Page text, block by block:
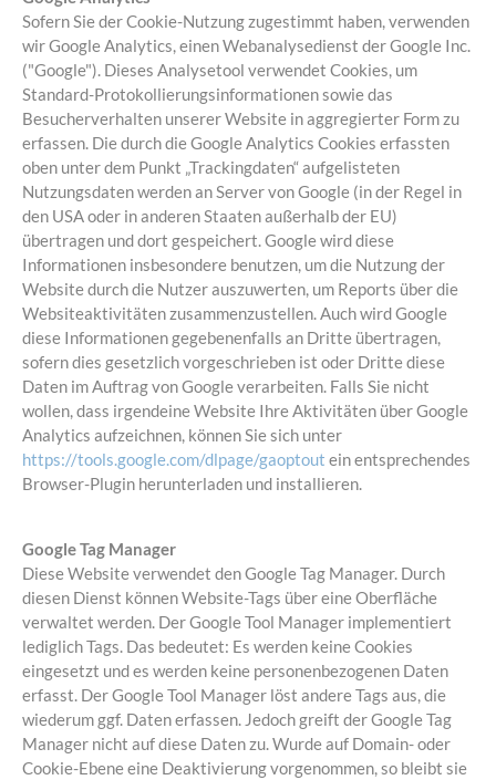
Sofern Sie der Cookie-Nutzung zugestimmt haben, verwenden
wir Google Analytics, einen Webanalysedienst der Google Inc.
("Google"). Dieses Analysetool verwendet Cookies, um
Standard-Protokollierungsinformationen sowie das
Besucherverhalten unserer Website in aggregierter Form zu
erfassen. Die durch die Google Analytics Cookies erfassten
oben unter dem Punkt „Trackingdaten“ aufgelisteten
Nutzungsdaten werden an Server von Google (in der Regel in
den USA oder in anderen Staaten außerhalb der EU)
übertragen und dort gespeichert. Google wird diese
Informationen insbesondere benutzen, um die Nutzung der
Website durch die Nutzer auszuwerten, um Reports über die
Websiteaktivitäten zusammenzustellen. Auch wird Google
diese Informationen gegebenenfalls an Dritte übertragen,
sofern dies gesetzlich vorgeschrieben ist oder Dritte diese
Daten im Auftrag von Google verarbeiten. Falls Sie nicht
wollen, dass irgendeine Website Ihre Aktivitäten über Google
Analytics aufzeichnen, können Sie sich unter
https://tools.google.com/dlpage/gaoptout ein entsprechendes
Browser-Plugin herunterladen und installieren.
Google Tag Manager
Diese Website verwendet den Google Tag Manager. Durch
diesen Dienst können Website-Tags über eine Oberfläche
verwaltet werden. Der Google Tool Manager implementiert
lediglich Tags. Das bedeutet: Es werden keine Cookies
eingesetzt und es werden keine personenbezogenen Daten
erfasst. Der Google Tool Manager löst andere Tags aus, die
wiederum ggf. Daten erfassen. Jedoch greift der Google Tag
Manager nicht auf diese Daten zu. Wurde auf Domain- oder
Cookie-Ebene eine Deaktivierung vorgenommen, so bleibt sie